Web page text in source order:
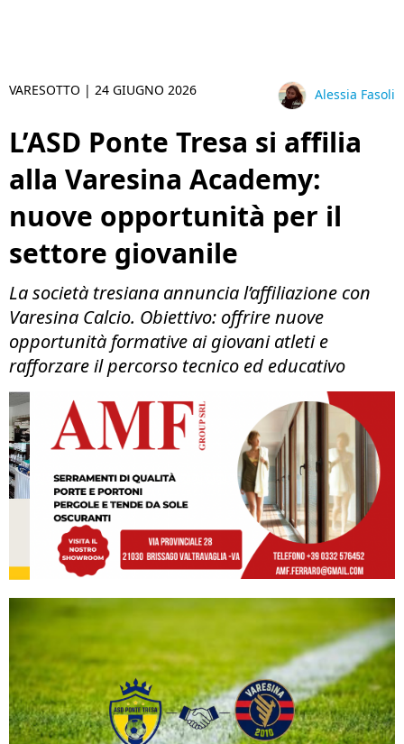
VARESOTTO | 24 GIUGNO 2026 Alessia Fasoli
L’ASD Ponte Tresa si affilia
alla Varesina Academy:
nuove opportunità per il
settore giovanile
La società tresiana annuncia l’affiliazione con
Varesina Calcio. Obiettivo: offrire nuove
opportunità formative ai giovani atleti e
rafforzare il percorso tecnico ed educativo